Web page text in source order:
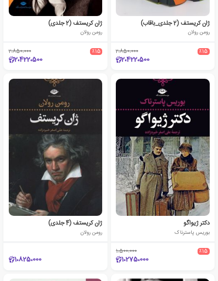
ژان کریستف (2 جلدی_باقاب)
رومن رولان
٪15 2،850،000
2،422،500
ژان کریستف (2 جلدی)
رومن رولان
٪15 2،850،000
2،422،500
دکتر ژیواگو
بوریس پاسترناک
٪15 1،500،000
1،275،000
ژان کریستف (4 جلدی)
رومن رولان
1،825،000